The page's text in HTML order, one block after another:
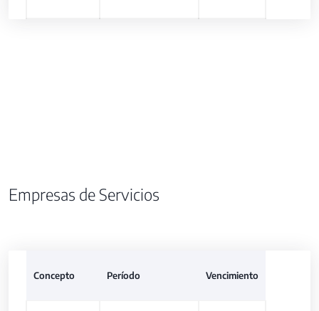
Empresas de Servicios
Concepto Período Vencimiento